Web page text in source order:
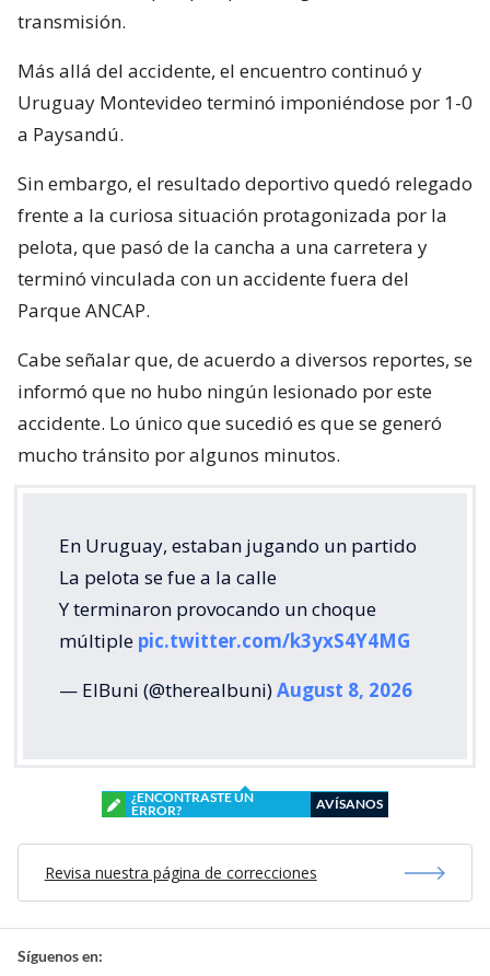
transmisión.
Más allá del accidente, el encuentro continuó y
Uruguay Montevideo terminó imponiéndose por 1-0
a Paysandú.
Sin embargo, el resultado deportivo quedó relegado
frente a la curiosa situación protagonizada por la
pelota, que pasó de la cancha a una carretera y
terminó vinculada con un accidente fuera del
Parque ANCAP.
Cabe señalar que, de acuerdo a diversos reportes, se
informó que no hubo ningún lesionado por este
accidente. Lo único que sucedió es que se generó
mucho tránsito por algunos minutos.
En Uruguay, estaban jugando un partido
La pelota se fue a la calle
Y terminaron provocando un choque
múltiple pic.twitter.com/k3yxS4Y4MG
— ElBuni (@therealbuni)August 8, 2026
¿ENCONTRASTE UN
ERROR?
AVÍSANOS
Revisa nuestra página de correcciones
Síguenos en: